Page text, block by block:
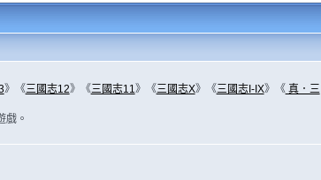
》《三國志12》《三國志11》《三國志X》《三國志I-IX》《真．三
戲。